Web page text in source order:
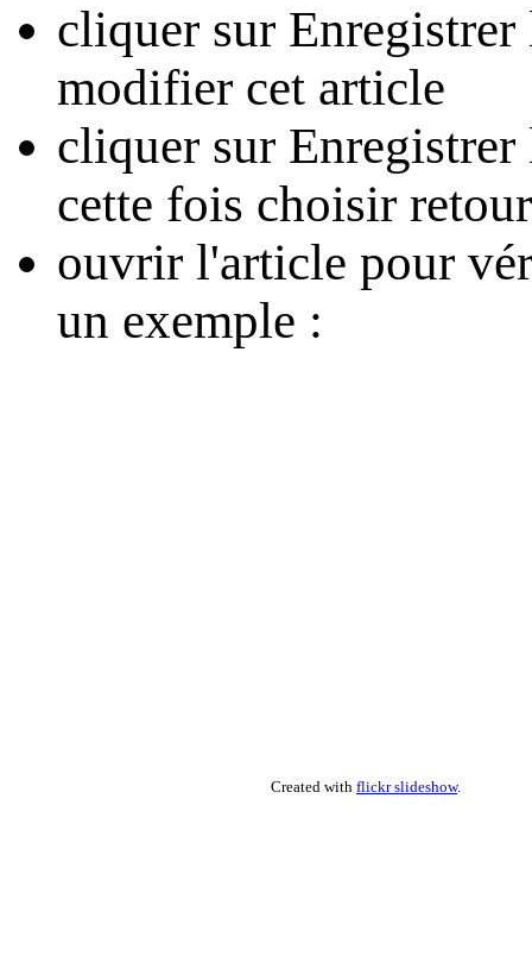
cliquer sur
modifier cet article
cliquer sur
cette fois choisir
ouvrir l'article pour
un exemple :
Created with flickr slideshow.